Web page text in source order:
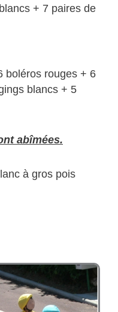
+ 7 paires de
boléros rouges + 6
blancs + 5
abîmées.
à gros pois